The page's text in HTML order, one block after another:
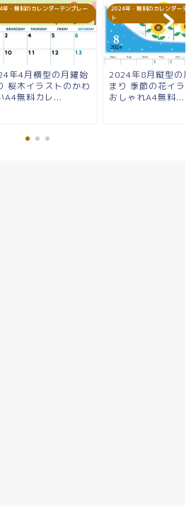
年・無料のカレンダーテンプレー
年4月横型の月曜始
桜木イラストのかわ
A4無料カレ...
2024年・無料のカレンダーテン
ト
2024年8月縦型の月
まり 季節の花イラ
おしゃれA4無料...